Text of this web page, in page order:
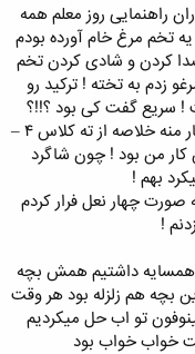
راهنمایی روز معلم همه
تخم مرغ خام آورده بودم
کردن و شادی کردن تخم
زدم به تخته ! ترکید رو
! سریع گفت کی بود ؟!!؟
هیچکی هیچی نگفت با این که میدونستن کار منه خلاصه از ته کلاس ۴ –
کار من بود ! چون شاگرد
بهم !
صورت چهار نعل فرار کردم
!
همسایه داشتیم همش بچه
بچه هم زلزله بود هر وقت
تو اب حل میکردیم
خواب خواب بود